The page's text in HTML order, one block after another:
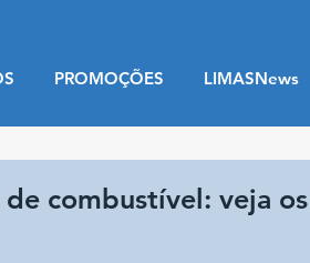
PROMOÇÕES LIMASNews
combustível: veja